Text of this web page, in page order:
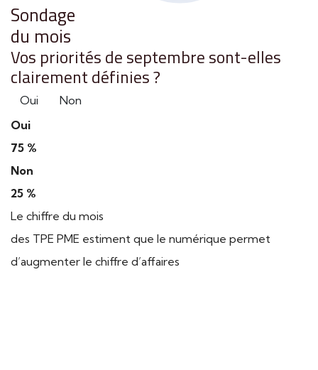
Sondage
du mois
Vos priorités de septembre sont-elles
clairement définies ?
Oui
Non
Oui
75 %
Non
25 %
Le chiffre du mois
des TPE PME estiment que le numérique permet
d’augmenter le chiffre d’affaires